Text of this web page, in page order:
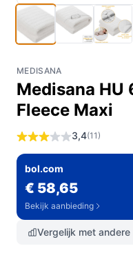
MEDISANA
Medisana HU
Fleece Maxi
3,4(11)
bol.com
€ 58,65
Bekijk aanbieding
Vergelijk met andere